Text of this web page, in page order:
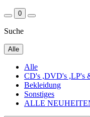
0
Suche
Alle
Alle
CD's ,DVD's ,LP's
Bekleidung
Sonstiges
ALLE